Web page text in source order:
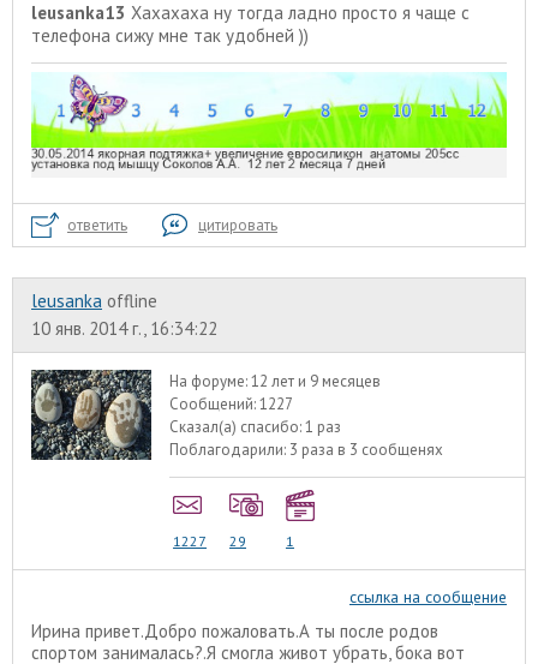
leusanka13 Хахахаха ну тогда ладно просто я чаще с
телефона сижу мне так удобней ))
ответить цитировать
leusanka offline
10 янв. 2014 г., 16:34:22
На форуме:12 лет и 9 месяцев
Сообщений:1227
Сказал(а) спасибо:1 раз
Поблагодарили: 3 раза в 3 сообщенях
1227 29 1
ссылка на сообщение
Ирина привет.Добро пожаловать.А ты после родов
спортом занималась?.Я смогла живот убрать, бока вот